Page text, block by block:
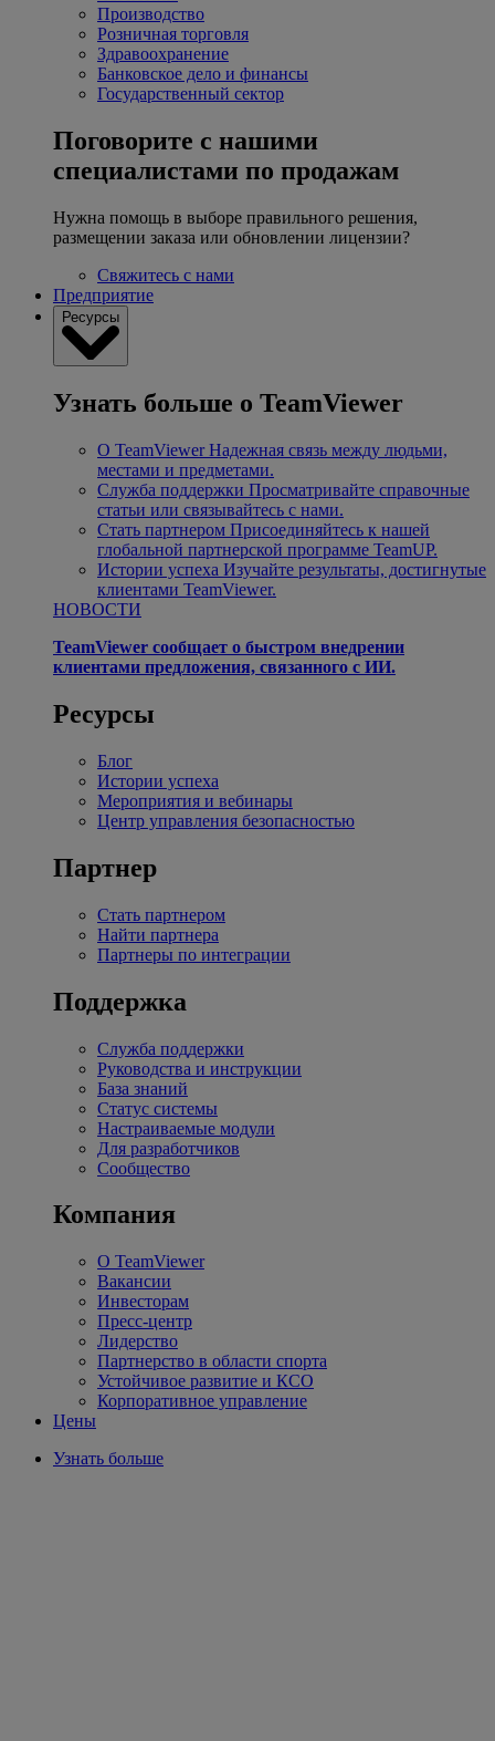
Производство
Розничная торговля
Здравоохранение
Банковское дело и финансы
Государственный сектор
Поговорите с нашими
специалистами по продажам
Нужна помощь в выборе правильного решения,
размещении заказа или обновлении лицензии?
Свяжитесь с нами
Предприятие
Ресурсы
Узнать больше о TeamViewer
О TeamViewer Надежная связь между людьми,
местами и предметами.
Служба поддержки Просматривайте справочные
статьи или связывайтесь с нами.
Стать партнером Присоединяйтесь к нашей
глобальной партнерской программе TeamUP.
Истории успеха Изучайте результаты, достигнутые
клиентами TeamViewer.
НОВОСТИ
TeamViewer сообщает о быстром внедрении
клиентами предложения, связанного с ИИ.
Ресурсы
Блог
Истории успеха
Мероприятия и вебинары
Центр управления безопасностью
Партнер
Стать партнером
Найти партнера
Партнеры по интеграции
Поддержка
Служба поддержки
Руководства и инструкции
База знаний
Статус системы
Настраиваемые модули
Для разработчиков
Сообщество
Компания
О TeamViewer
Вакансии
Инвесторам
Пресс-центр
Лидерство
Партнерство в области спорта
Устойчивое развитие и КСО
Корпоративное управление
Цены
Узнать больше